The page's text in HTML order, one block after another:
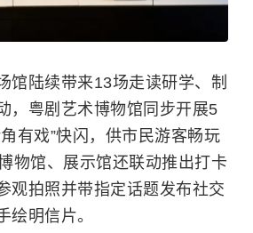
馆陆续带来13场走读研学、制
，粤剧艺术博物馆同步开展5
有戏”快闪，供市民游客畅玩
物馆、展示馆还联动推出打卡
观拍照并带指定话题发布社交
绘明信片。